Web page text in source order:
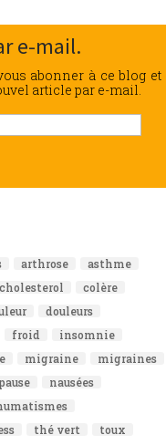
e-mail.
abonner à ce blog et
article par e-mail.
arthrose
asthme
cholesterol
colère
douleurs
froid
insomnie
migraine
migraines
nausées
thé vert
toux